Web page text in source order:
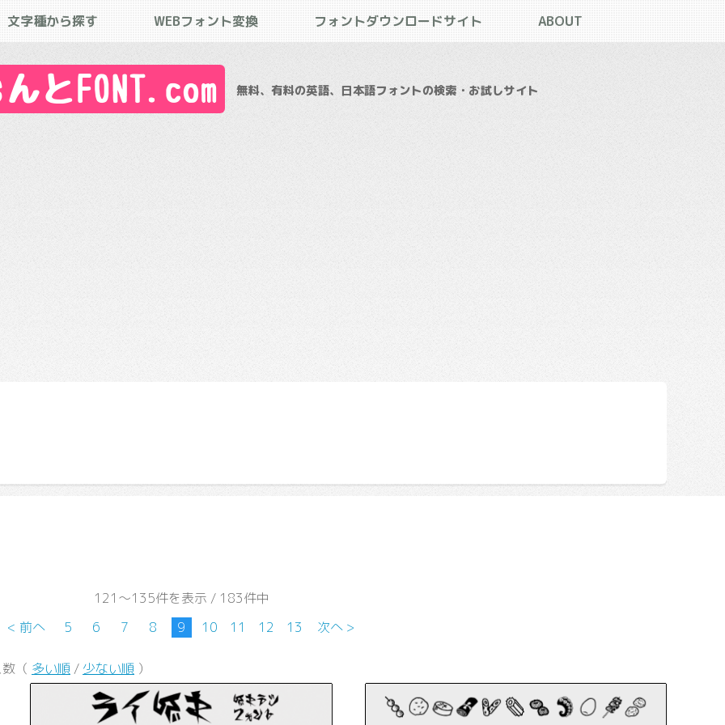
とFONT.com 無料、有料の英語、日本語フォントの検索・お試しサイト
121～135件を表示 / 183件中
< 前へ
5 6 7 8 9 10 11 12 13 次へ >
（ 多い順 / 少ない順 ）
文字種から探す WEBフォント変換 フォントダウンロードサイト ABOUT